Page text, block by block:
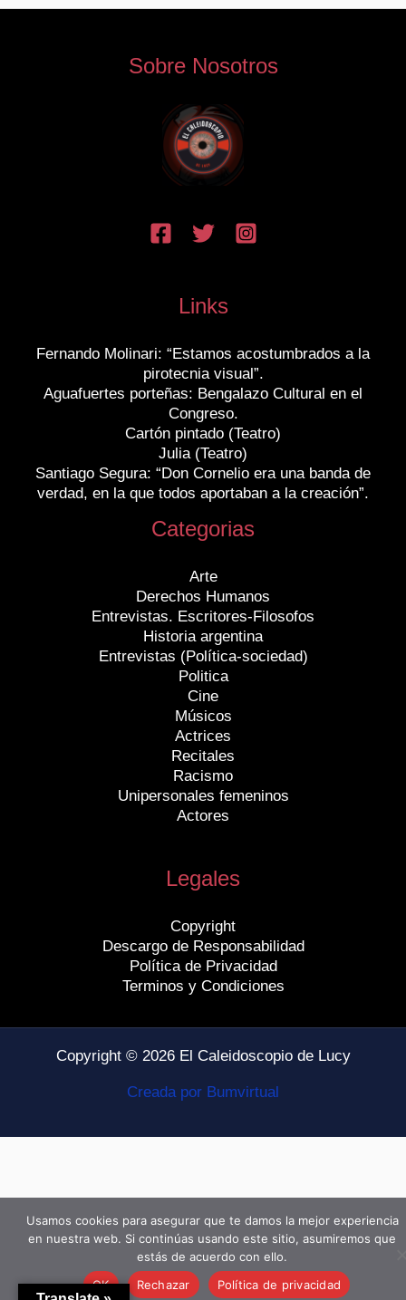
Sobre Nosotros
Links
Fernando Molinari: “Estamos acostumbrados a la
pirotecnia visual”.
Aguafuertes porteñas: Bengalazo Cultural en el
Congreso.
Cartón pintado (Teatro)
Julia (Teatro)
Santiago Segura: “Don Cornelio era una banda de
verdad, en la que todos aportaban a la creación”.
Categorias
Arte
Derechos Humanos
Entrevistas. Escritores-Filosofos
Historia argentina
Entrevistas (Política-sociedad)
Politica
Cine
Músicos
Actrices
Recitales
Racismo
Unipersonales femeninos
Actores
Legales
Copyright
Descargo de Responsabilidad
Política de Privacidad
Terminos y Condiciones
Copyright © 2026 El Caleidoscopio de Lucy
Creada por Bumvirtual
Usamos cookies para asegurar que te damos la mejor experiencia
en nuestra web. Si continúas usando este sitio, asumiremos que
estás de acuerdo con ello.
OK
Rechazar Política de privacidad